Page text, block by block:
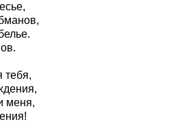
тебя,
меня,